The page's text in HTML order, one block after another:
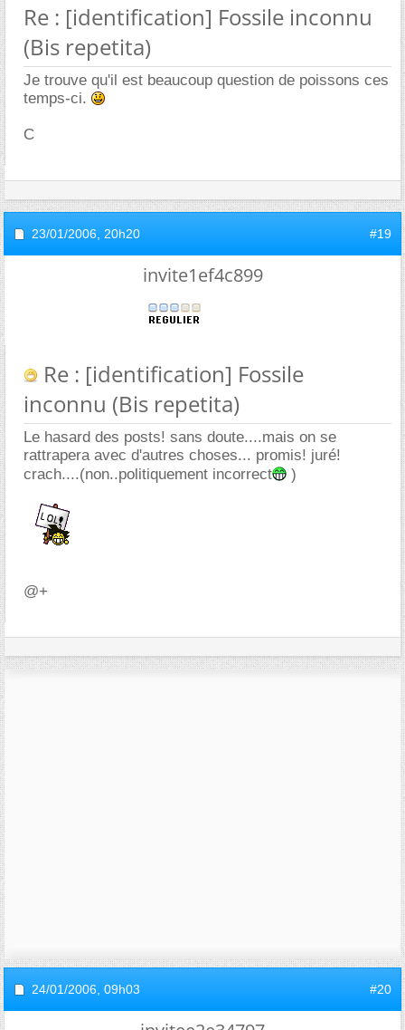
Re : [identification] Fossile inconnu
(Bis repetita)
Je trouve qu'il est beaucoup question de poissons ces
temps-ci.
C
23/01/2006, 20h20 #19
invite1ef4c899
Re : [identification] Fossile
inconnu (Bis repetita)
Le hasard des posts! sans doute....mais on se
rattrapera avec d'autres choses... promis! juré!
crach....(non..politiquement incorrect
)
@+
24/01/2006, 09h03 #20